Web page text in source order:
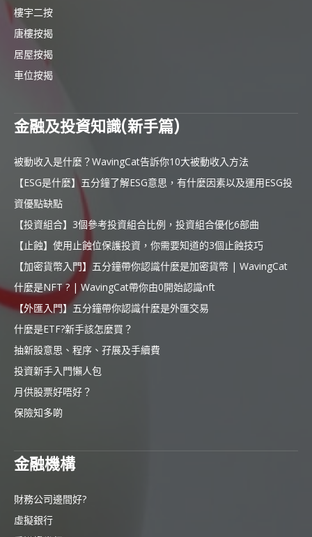
樓宇二按
唐樓按揭
居屋按揭
車位按揭
金融及投資知識(新手篇)
被動收入是什麼？WavingCat告訴你10大被動收入方法
【ESG是什麼】五分鐘了解ESG意思，有什麼因素以及運用ESG投
資優點缺點
【投資組合】3個參考投資組合比例，投資組合優化6部曲
【止蝕】使用止蝕位保護投資，你需要知道的3個止蝕技巧
【加密貨幣入門】五分鐘帶你認識什麼是加密貨幣 | WavingCat
什麼是NFT ? | WavingCat帶你由0開始認識nft
【外匯入門】五分鐘帶你認識什麼是外匯交易
什麼是ETF?新手該怎麼買？
抽新股意思、程序、孖展及手續費
投資新手入門懶人包
月供股票好唔好？
保險知多啲
金融機構
財務公司邊間好?
虛擬銀行